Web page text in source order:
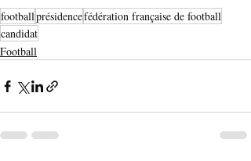
footballprésidencefédération française de football
candidat
Football